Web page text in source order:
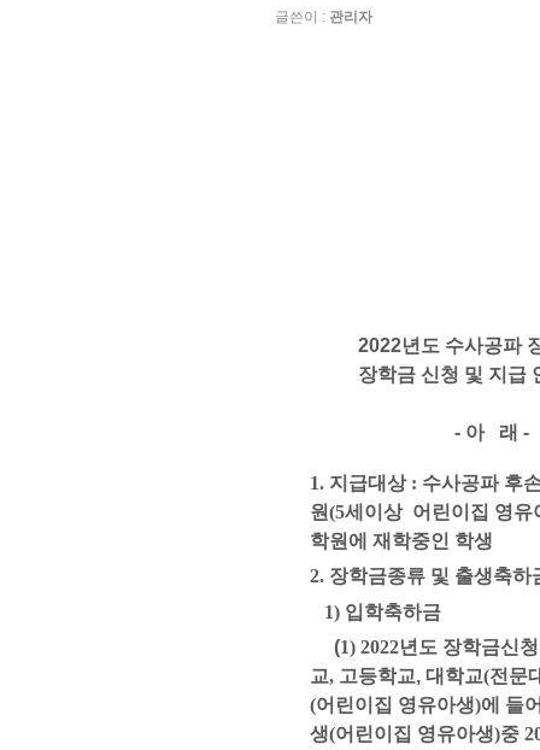
글쓴이 : 관리자
2022년도 수사공파
장학금 신청 및 지급 안
- 아 래 -
1. 지급대상 : 수사공파 후
원(5세이상 어린이집 영유
학원에 재학중인 학생
2. 장학금종류 및 출생축하
1) 입학축하금
(1) 2022년도 장학금신
교, 고등학교, 대학교(전문
(어린이집 영유아생)에 들
생(어린이집 영유아생)중